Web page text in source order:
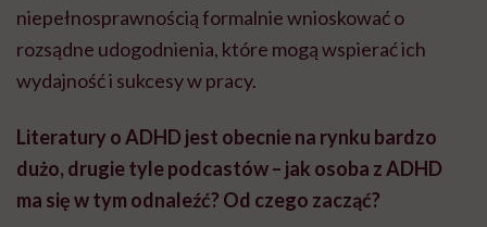
niepełnosprawnością formalnie wnioskować o
rozsądne udogodnienia, które mogą wspierać ich
wydajność i sukcesy w pracy.
Literatury o ADHD jest obecnie na rynku bardzo
dużo, drugie tyle podcastów – jak osoba z ADHD
ma się w tym odnaleźć? Od czego zacząć?